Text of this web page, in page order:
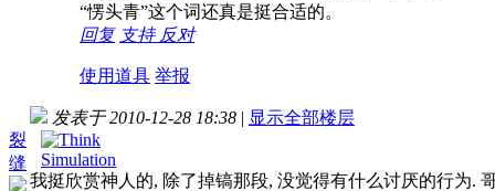
“愣头青”这个词还真是挺合适的。
回复 支持 反对
使用道具 举报
裂
缝
发表于 2010-12-28 18:38 | 显示全部楼层
我挺欣赏神人的, 除了掉镐那段, 没觉得有什么讨厌的行为.